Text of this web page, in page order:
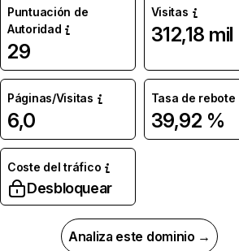
Puntuación de
Autoridad
29
Visitas
312,18 mil
Páginas/Visitas
6,0
Tasa de rebote
39,92 %
Coste del tráfico
Desbloquear
Analiza este dominio →